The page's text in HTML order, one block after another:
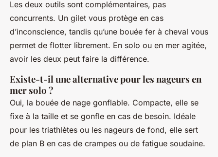
Les deux outils sont complémentaires, pas
concurrents. Un gilet vous protège en cas
d’inconscience, tandis qu’une bouée fer à cheval vous
permet de flotter librement. En solo ou en mer agitée,
avoir les deux peut faire la différence.
Existe-t-il une alternative pour les nageurs en
mer solo ?
Oui, la bouée de nage gonflable. Compacte, elle se
fixe à la taille et se gonfle en cas de besoin. Idéale
pour les triathlètes ou les nageurs de fond, elle sert
de plan B en cas de crampes ou de fatigue soudaine.